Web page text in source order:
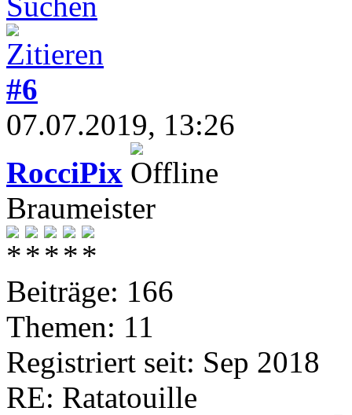
#6
07.07.2019, 13:26
RocciPix
Braumeister
Beiträge: 166
Themen: 11
Registriert seit: Sep 2018
RE: Ratatouille